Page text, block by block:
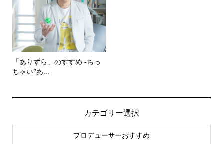
「ありずら」のすすめ -ちっ
ちゃい”あ...
カテゴリー選択
プロデューサーおすすめ